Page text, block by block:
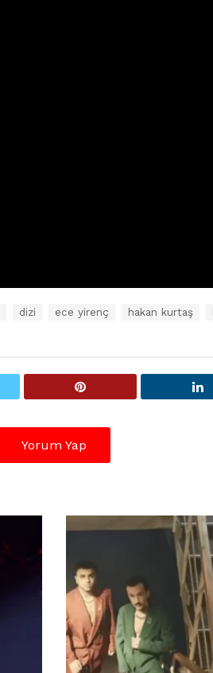
dizi ece yirenç hakan kurtaş
Yorum Yap